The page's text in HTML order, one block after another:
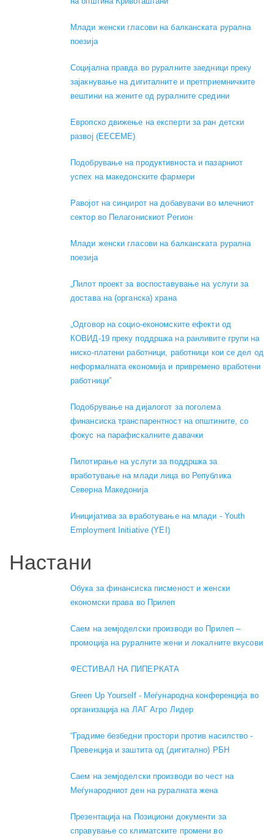
Mлади женски гласови на балканската рурална
поезија
Социјална правда во руралните заедници преку
зајакнување на дигиталните и претприемничките
вештини на жените од руралните средини
Европско движење на експерти за ран детски
развој (EECEME)
Подобрување на продуктивноста и пазарниот
успех на македонските фармери
Равојот на синџирот на добавувачи во млечниот
сектор во Пелагонискиот Регион
Mлади женски гласови на балканската рурална
поезија
„Пилот проект за воспоставување на услуги за
достава на (органска) храна
„Одговор на социо-економските ефекти од
КОВИД-19 преку поддршка на ранливите групи на
ниско-платени работници, работници кои се дел од
неформалната економија и привремено вработени
работници”
Подобрување на дијалогот за поголема
финансиска транспарентност на општините, со
фокус на парафискалните давачки
Пилотирање на услуги за поддршка за
вработување на млади лица во Република
Северна Македонија
Иницијатива за вработување на млади - Youth
Employment Initiative (YEI)
Настани
Обука за финансиска писменост и женски
економски права во Прилеп
Саем на земјоделски производи во Прилеп –
промоција на руралните жени и локалните вкусови
ФЕСТИВАЛ НА ПИПЕРКАТА
Green Up Yourself - Меѓународна конференција во
организација на ЛАГ Агро Лидер
“Градиме безбедни простори против насилство -
Превенција и заштита од (дигитално) РБН
Саем на земјоделски производи во чест на
Меѓународниот ден на руралната жена
Презентација на Позициони документи за
справување со климатските промени во